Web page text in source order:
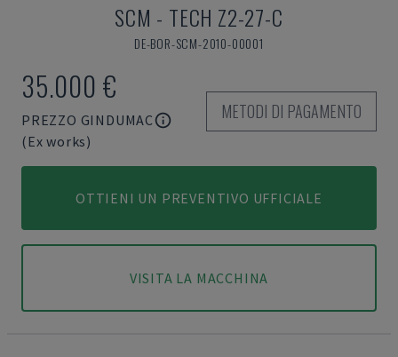
SCM - TECH Z2-27-C
DE-BOR-SCM-2010-00001
35.000 €
PREZZO GINDUMAC
(Ex works)
METODI DI PAGAMENTO
OTTIENI UN PREVENTIVO UFFICIALE
VISITA LA MACCHINA